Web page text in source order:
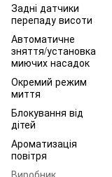
Задні датчики
перепаду висоти
Автоматичне
зняття/установка
миючих насадок
Окремий режим
миття
Блокування від
дітей
Ароматизація
повітря